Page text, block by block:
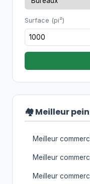
Surface (pi²)
🏘️ Meilleur
Meilleur
Meilleur
Meilleur